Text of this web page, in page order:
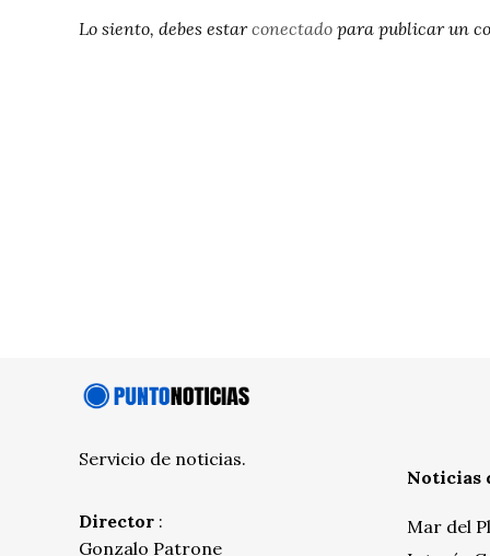
Lo siento, debes estarconectado para publicar un
Servicio de noticias.
Director :
Gonzalo Patrone
Noticias
Mar del